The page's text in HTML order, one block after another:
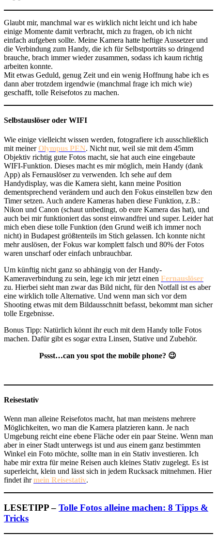
Glaubt mir, manchmal war es wirklich nicht leicht und ich habe
einige Momente damit verbracht, mich zu fragen, ob ich nicht
einfach aufgeben sollte. Meine Kamera hatte heftige Aussetzer und
die Verbindung zum Handy, die ich für Selbstporträts so dringend
brauche, brach immer wieder zusammen, sodass ich kaum richtig
arbeiten konnte.
Mit etwas Geduld, genug Zeit und ein wenig Hoffnung habe ich es
dann aber trotzdem irgendwie (manchmal frage ich mich wie)
geschafft, tolle Reisefotos zu machen.
Selbstauslöser oder WIFI
Wie einige vielleicht wissen werden, fotografiere ich ausschließlich
mit meiner Olympus PEN. Nicht nur, weil sie mit dem 45mm
Objektiv richtig gute Fotos macht, sie hat auch eine eingebaute
WIFI-Funktion. Dieses macht es mir möglich, mein Handy (dank
App) als Fernauslöser zu verwenden. Ich sehe auf dem
Handydisplay, was die Kamera sieht, kann meine Position
dementsprechend verändern und auch den Fokus einstellen bzw den
Timer setzen. Auch andere Kameras haben diese Funktion, z.B.:
Nikon und Canon (schaut unbedingt, ob eure Kamera das hat), und
auch bei mir funktioniert das sonst einwandfrei und super. Leider hat
mich eben diese tolle Funktion (den Grund weiß ich immer noch
nicht) in Budapest größtenteils im Stich gelassen. Ich konnte nicht
mehr auslösen, der Fokus war komplett falsch und 80% der Fotos
waren unscharf oder einfach unbrauchbar.
Um künftig nicht ganz so abhängig von der Handy-
Kameraverbindung zu sein, lege ich mir jetzt einen Fernauslöser
zu. Hierbei sieht man zwar das Bild nicht, für den Notfall ist es aber
eine wirklich tolle Alternative. Und wenn man sich vor dem
Shooting etwas mit dem Bildausschnitt befasst, bekommt man sicher
tolle Ergebnisse.
Bonus Tipp: Natürlich könnt ihr euch mit dem Handy tolle Fotos
machen. Dafür gibt es sogar extra Linsen, Stative und Zubehör.
Pssst…can you spot the mobile phone? 😉
Reisestativ
Wenn man alleine Reisefotos macht, hat man meistens mehrere
Möglichkeiten, wo man die Kamera platzieren kann. Je nach
Umgebung reicht eine ebene Fläche oder ein paar Steine. Wenn man
aber in einer Stadt unterwegs ist und aus einem ganz bestimmten
Winkel ein Foto möchte, sollte man in ein Stativ investieren. Ich
habe mir extra für meine Reisen auch kleines Stativ zugelegt. Es ist
superleicht, klein und lässt sich in jedem Rucksack mitnehmen. Hier
findet ihrmein Reisestativ.
LESETIPP – Tolle Fotos alleine machen: 8 Tipps &
Tricks